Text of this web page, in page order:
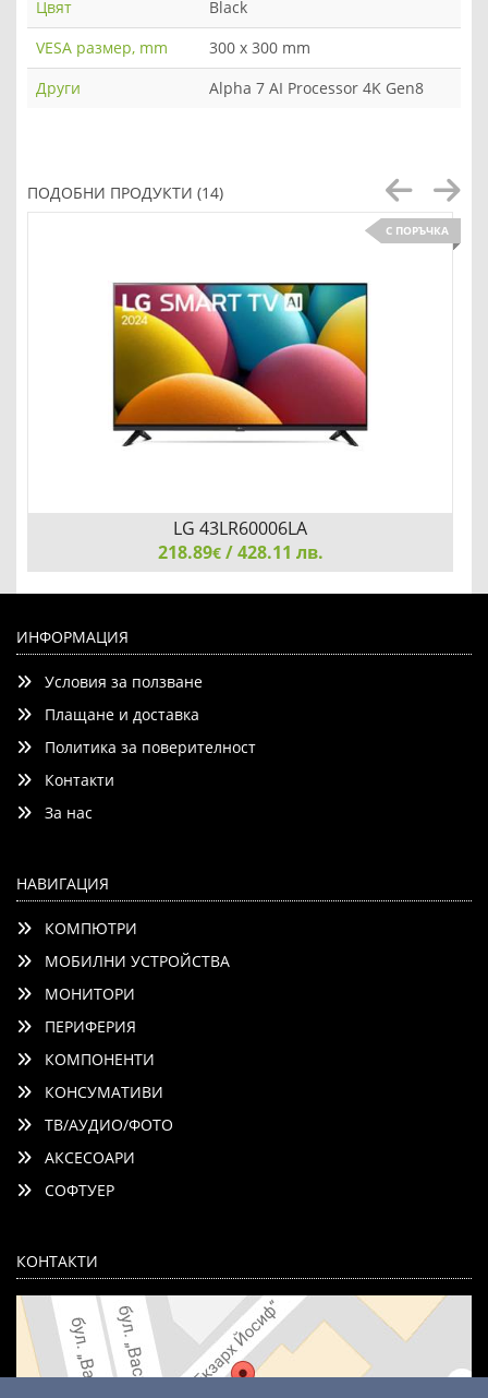
Цвят
Black
VESA размер, mm
300 x 300 mm
Други
Alpha 7 AI Processor 4K Gen8
ПОДОБНИ ПРОДУКТИ (14)
С ПОРЪЧКА
T2/C/S2, webOS Smart, Virtual surround Plus, Dolby Audio,
WiFi, Active HDR, HDMI, Airplay2, CI, LAN, USB, Bluetooth,
Two Pole Stand, Black
LG 43LR60006LA
218.89€/ 428.11 лв.
ИНФОРМАЦИЯ
Условия за ползване
Плащане и доставка
Политика за поверителност
Контакти
За нас
НАВИГАЦИЯ
КОМПЮТРИ
МОБИЛНИ УСТРОЙСТВА
МОНИТОРИ
ПЕРИФЕРИЯ
КОМПОНЕНТИ
КОНСУМАТИВИ
ТВ/АУДИО/ФОТО
АКСЕСОАРИ
СОФТУЕР
КОНТАКТИ